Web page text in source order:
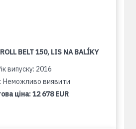
BELT 150, LIS NA BALÍKY
випуску: 2016
Неможливо виявити
ціна:12 678 EUR